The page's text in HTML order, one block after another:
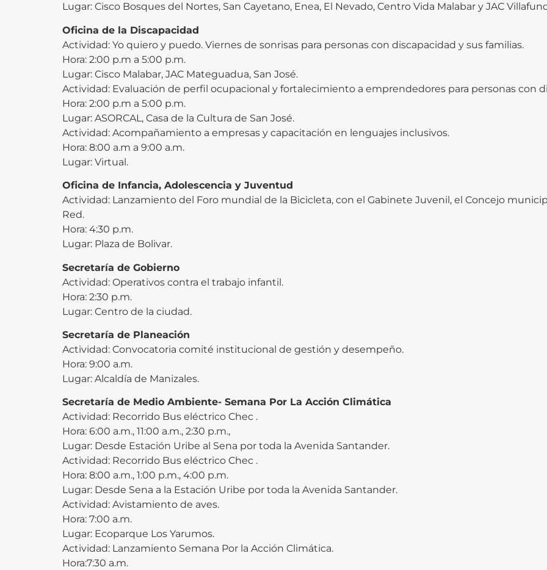
Lugar: Cisco Bosques del Nortes, San Cayetano, Enea, El Nevado, Centro Vida Malabar y JAC
Oficina de la Discapacidad
Actividad: Yo quiero y puedo. Viernes de sonrisas para personas con discapacidad y sus familias.
Hora: 2:00 p.m a 5:00 p.m.
Lugar: Cisco Malabar, JAC Mateguadua, San José.
Actividad: Evaluación de perfil ocupacional y fortalecimiento a emprendedores para personas con
Hora: 2:00 p.m a 5:00 p.m.
Lugar: ASORCAL, Casa de la Cultura de San José.
Actividad: Acompañamiento a empresas y capacitación en lenguajes inclusivos.
Hora: 8:00 a.m a 9:00 a.m.
Lugar: Virtual.
Oficina de Infancia, Adolescencia y Juventud
Actividad: Lanzamiento del Foro mundial de la Bicicleta, con el Gabinete Juvenil, el Concejo
Red.
Hora: 4:30 p.m.
Lugar: Plaza de Bolivar.
Secretaría de Gobierno
Actividad: Operativos contra el trabajo infantil.
Hora: 2:30 p.m.
Lugar: Centro de la ciudad.
Secretaría de Planeación
Actividad: Convocatoria comité institucional de gestión y desempeño.
Hora: 9:00 a.m.
Lugar: Alcaldía de Manizales.
Secretaría de Medio Ambiente- Semana Por La Acción Climática
Actividad: Recorrido Bus eléctrico Chec .
Hora: 6:00 a.m., 11:00 a.m., 2:30 p.m.,
Lugar: Desde Estación Uribe al Sena por toda la Avenida Santander.
Actividad: Recorrido Bus eléctrico Chec .
Hora: 8:00 a.m., 1:00 p.m., 4:00 p.m.
Lugar: Desde Sena a la Estación Uribe por toda la Avenida Santander.
Actividad: Avistamiento de aves.
Hora: 7:00 a.m.
Lugar: Ecoparque Los Yarumos.
Actividad: Lanzamiento Semana Por la Acción Climática.
Hora:7:30 a.m.